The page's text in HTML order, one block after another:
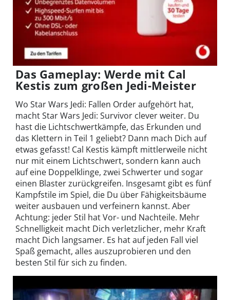
Das Gameplay: Werde mit Cal
Kestis zum großen Jedi-Meister
Wo Star Wars Jedi: Fallen Order aufgehört hat,
macht Star Wars Jedi: Survivor clever weiter. Du
hast die Lichtschwertkämpfe, das Erkunden und
das Klettern in Teil 1 geliebt? Dann mach Dich auf
etwas gefasst! Cal Kestis kämpft mittlerweile nicht
nur mit einem Lichtschwert, sondern kann auch
auf eine Doppelklinge, zwei Schwerter und sogar
einen Blaster zurückgreifen. Insgesamt gibt es fünf
Kampfstile im Spiel, die Du über Fähigkeitsbäume
weiter ausbauen und verfeinern kannst. Aber
Achtung: jeder Stil hat Vor- und Nachteile. Mehr
Schnelligkeit macht Dich verletzlicher, mehr Kraft
macht Dich langsamer. Es hat auf jeden Fall viel
Spaß gemacht, alles auszuprobieren und den
besten Stil für sich zu finden.